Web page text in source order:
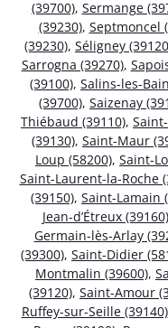
(39700), Sermange
(39230), Septmoncel
(39230), Séligney
Sarrogna (39270),
(39100), Salins-les-
(39700), Saizenay
Thiébaud (39110),
(39130), Saint-Maur
Loup (58200), Saint-
Saint-Laurent-la-Roche
(39150), Saint-Lamain
Jean-d’Étreux (39160)
Germain-lès-Arlay
(39300), Saint-Didier
Montmalin (39600),
(39120), Saint-Amour
Ruffey-sur-Seille (39140)